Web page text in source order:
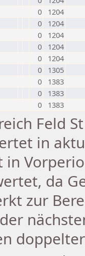
0
1204
0
1204
0
1204
0
1204
0
1204
0
1305
0
1383
0
1383
0 1383
Feld
in
in
da
zur